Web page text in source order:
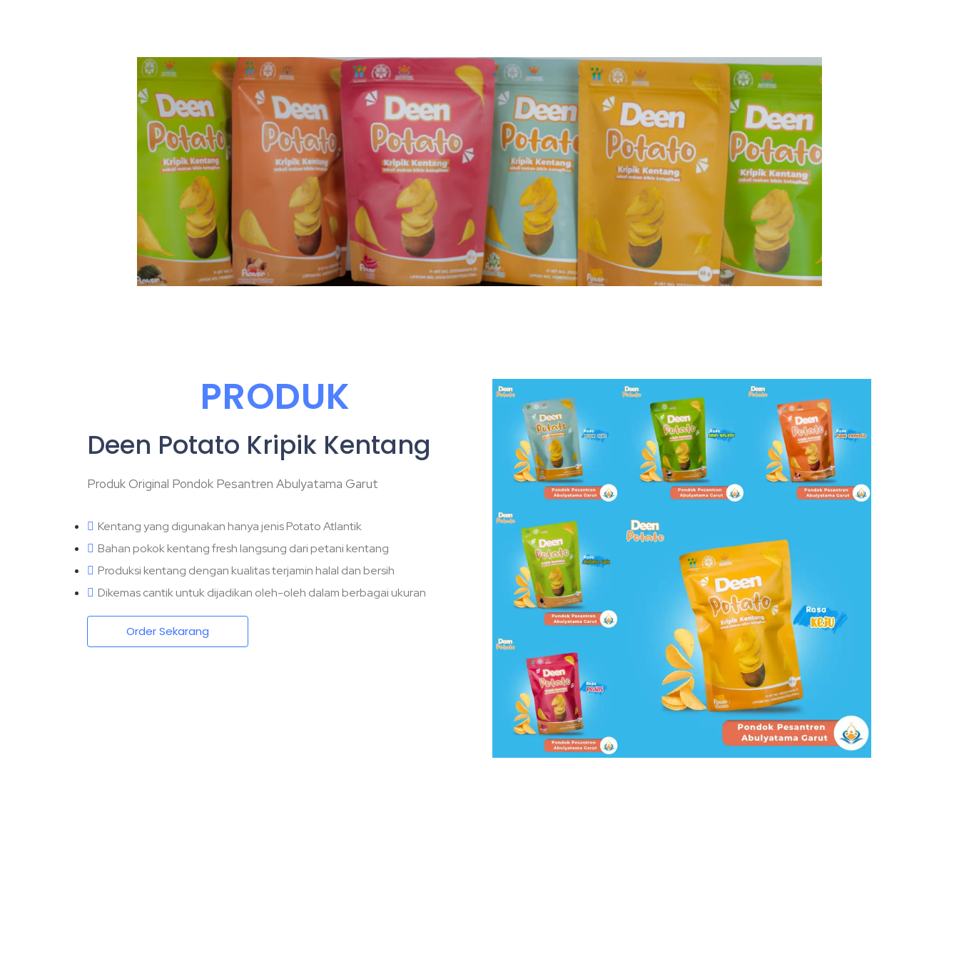
PRODUK
Deen Potato Kripik Kentang
Produk Original Pondok Pesantren Abulyatama Garut
Kentang yang digunakan hanya jenis Potato Atlantik
Bahan pokok kentang fresh langsung dari petani kentang
Produksi kentang dengan kualitas terjamin halal dan bersih
Dikemas cantik untuk dijadikan oleh-oleh dalam berbagai ukuran
Order Sekarang